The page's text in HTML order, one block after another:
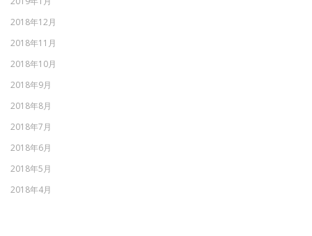
2018年12月
2018年11月
2018年10月
2018年9月
2018年8月
2018年7月
2018年6月
2018年5月
2018年4月